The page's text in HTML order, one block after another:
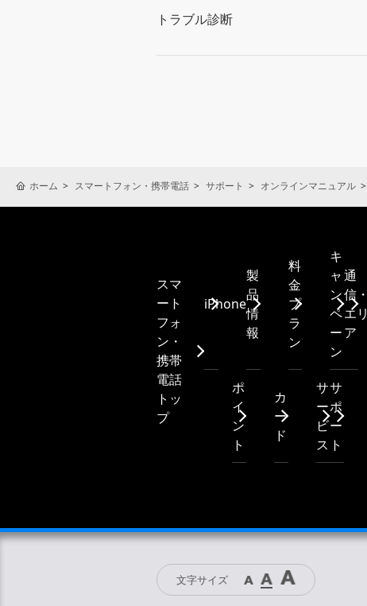
トラブル診断
ホーム スマートフォン・携帯電話 サポート オンラインマニュアル
スマ
ート
フォ
ン・
携帯
電話
トッ
プ
iPhone
製
品
情
報
料
金
プ
ラ
ン
キ
ャ
ン
ペ
ー
ン
通
信・
エリ
ア
ポ
イ
ン
ト
カ
ー
ド
サ
ー
ビ
ス
サ
ポ
ー
ト
文字サイズ